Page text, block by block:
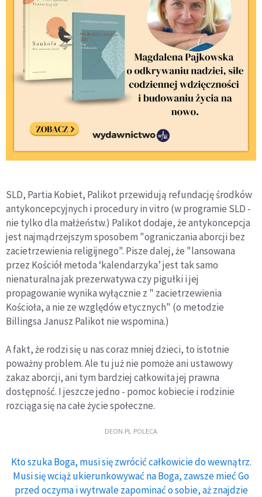
SLD, Partia Kobiet, Palikot przewidują refundację środków
antykoncepcyjnych i procedury in vitro (w programie SLD -
nie tylko dla małżeństw.) Palikot dodaje, że antykoncepcja
jest najmądrzejszym sposobem "ograniczania aborcji bez
zacietrzewienia religijnego". Pisze dalej, że "lansowana
przez Kościół metoda ‘kalendarzyka’ jest tak samo
nienaturalna jak prezerwatywa czy pigułki i jej
propagowanie wynika wyłącznie z " zacietrzewienia
Kościoła, a nie ze względów etycznych" (o metodzie
Billingsa Janusz Palikot nie wspomina.)
A fakt, że rodzi się u nas coraz mniej dzieci, to istotnie
poważny problem. Ale tu już nie pomoże ani ustawowy
zakaz aborcji, ani tym bardziej całkowita jej prawna
dostępność. I jeszcze jedno - pomoc kobiecie i rodzinie
rozciąga się na całe życie społeczne.
DEON.PL POLECA
Kto szuka Boga, musi się zwrócić całkowicie do wewnątrz.
Musi się wciąż ukierunkowywać na Boga, zawsze mieć Go
przed oczyma i wytrwale zapominać o sobie, aż znajdzie